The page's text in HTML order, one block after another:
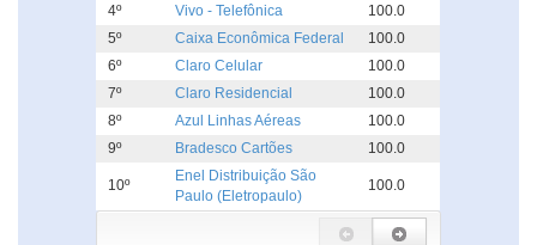
4º
Vivo - Telefônica
100.0
5º
Caixa Econômica Federal
100.0
6º
Claro Celular
100.0
7º
Claro Residencial
100.0
8º
Azul Linhas Aéreas
100.0
9º
Bradesco Cartões 100.0
10º
Enel Distribuição São
Paulo (Eletropaulo)
100.0